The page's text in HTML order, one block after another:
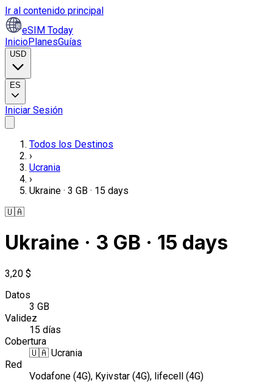
Ir al contenido principal
eSIM Today
InicioPlanesGuías
USD
ES
Iniciar Sesión
Todos los Destinos
›
Ucrania
›
Ukraine · 3 GB · 15 days
🇺🇦
Ukraine · 3 GB · 15 days
3,20 $
Datos
3 GB
Validez
15 días
Cobertura
🇺🇦 Ucrania
Red
Vodafone (4G), Kyivstar (4G), lifecell (4G)